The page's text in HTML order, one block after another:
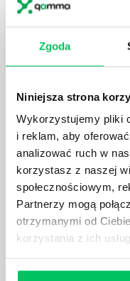
Zgoda
Niniejsza strona
Wykorzystujemy pliki
i reklam, aby
analizować ruch w
korzystasz z naszej
społecznościowym,
Partnerzy mogą
otrzymanymi od
korzystania z ich
WYCINKA DRZEW
Ustawa o ochronie
z nas – bez wyjątku.
Czy taka wycinka
Czy z prywatnej
KTO EGZEKWUJE
Prawo wodne to
polega? Kogo w